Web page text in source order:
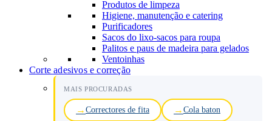
Produtos de limpeza
Higiene, manutenção e catering
Purificadores
Sacos do lixo-sacos para roupa
Palitos e paus de madeira para gelados
Ventoinhas
Corte adesivos e correção
MAIS PROCURADAS
Correctores de fita Cola baton